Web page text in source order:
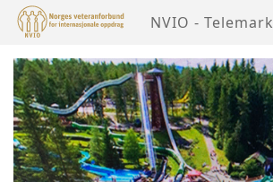
NVIO - Telemark